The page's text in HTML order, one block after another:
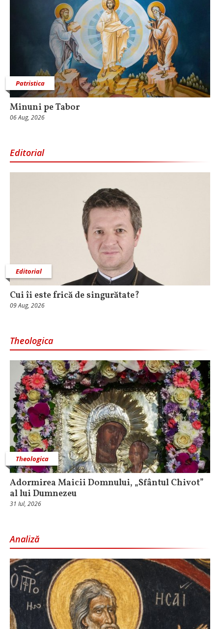
Patristica
Minuni pe Tabor
06 Aug, 2026
Editorial
Editorial
Cui îi este frică de singurătate?
09 Aug, 2026
Theologica
Theologica
Adormirea Maicii Domnului, „Sfântul Chivot”
al lui Dumnezeu
31 Iul, 2026
Analiză